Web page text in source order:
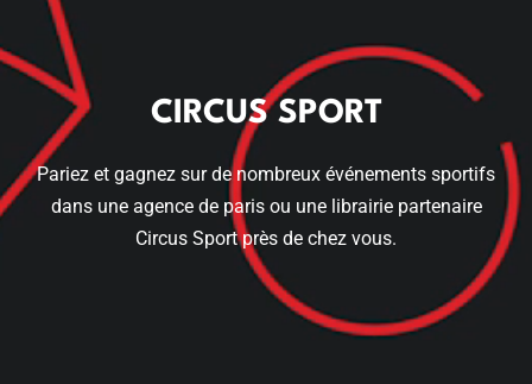
CIRCUS SPORT
Pariez et gagnez sur de nombreux événements sportifs
dans une agence de paris ou une librairie partenaire
Circus Sport près de chez vous.